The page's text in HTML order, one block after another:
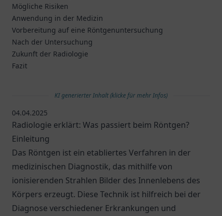
Mögliche Risiken
Anwendung in der Medizin
Vorbereitung auf eine Röntgenuntersuchung
Nach der Untersuchung
Zukunft der Radiologie
Fazit
KI generierter Inhalt (klicke für mehr Infos)
04.04.2025
Radiologie erklärt: Was passiert beim Röntgen?
Einleitung
Das Röntgen ist ein etabliertes Verfahren in der
medizinischen Diagnostik, das mithilfe von
ionisierenden Strahlen Bilder des Innenlebens des
Körpers erzeugt. Diese Technik ist hilfreich bei der
Diagnose verschiedener Erkrankungen und